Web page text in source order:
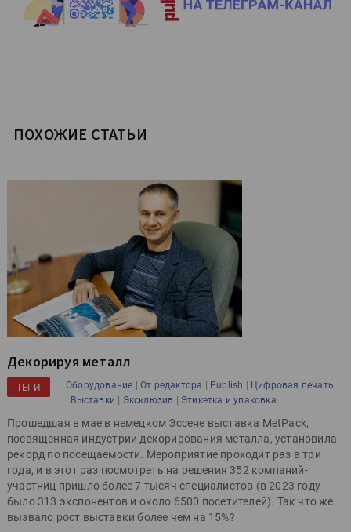
ПОХОЖИЕ СТАТЬИ
Декорируя металл
ТЕГИ Оборудование |От редактора | Publish | Цифровая печать
| Выставки | Эксклюзив | Этикетка и упаковка |
Прошедшая в мае в немецком Эссене выставка MetPack,
посвящённая индустрии декорирования металла, установила
рекорд по посещаемости. Мероприятие проходит раз в три
года, и в этот раз посмотреть на решения 352 компаний-
участниц пришло более 7 тысяч специалистов (в 2023 году
было 313 экспонентов и около 6500 посетителей). Так что же
вызвало рост выставки более чем на 15%?